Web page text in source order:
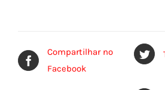
Compartilhar no
Facebook